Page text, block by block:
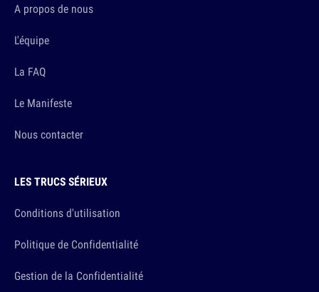
A propos de nous
L'équipe
La FAQ
Le Manifeste
Nous contacter
LES TRUCS SÉRIEUX
Conditions d'utilisation
Politique de Confidentialité
Gestion de la Confidentialité